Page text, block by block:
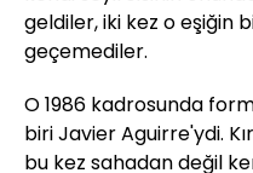
geldiler, iki kez o eşiğin
geçemediler.
O 1986 kadrosunda
biri Javier Aguirre'ydi.
bu kez sahadan değil